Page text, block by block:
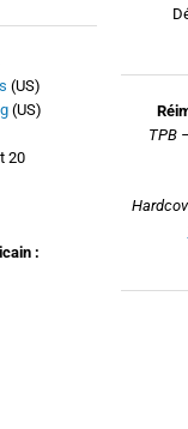
(US)
(US)
20
:
TPB